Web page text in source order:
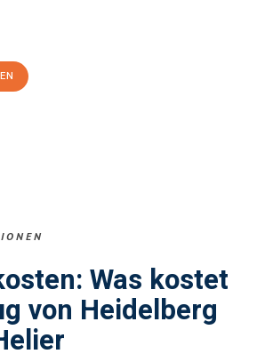
Was kostet
von Heidelberg